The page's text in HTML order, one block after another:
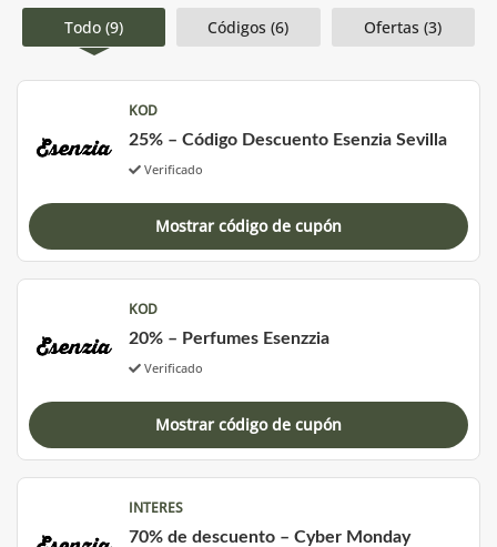
Todo (9) Códigos (6) Ofertas (3)
KOD
25% – Código Descuento Esenzia Sevilla
Verificado
Mostrar código de cupón
KOD
20% – Perfumes Esenzzia
Verificado
Mostrar código de cupón
INTERES
70% de descuento – Cyber Monday